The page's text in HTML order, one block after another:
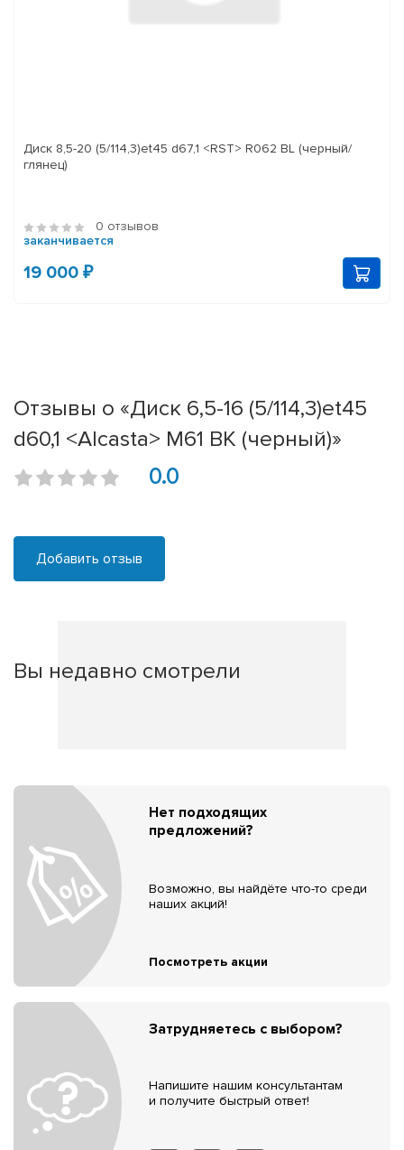
Диск 8,5-20 (5/114,3)et45 d67,1 <RST> R062 BL (черный/
глянец)
0 отзывов
заканчивается
19 000 ₽
Отзывы о «Диск 6,5-16 (5/114,3)et45
d60,1 <Alcasta> M61 BK (черный)»
0.0
Добавить отзыв
Вы недавно смотрели
Нет подходящих
предложений?
Возможно, вы найдёте что-то среди
наших акций!
Посмотреть акции
Затрудняетесь с выбором?
Напишите нашим консультантам
и получите быстрый ответ!